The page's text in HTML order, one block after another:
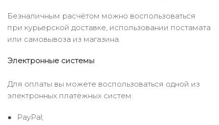
Безналичным расчётом можно воспользоваться
при курьерской доставке, использовании постамата
или самовывоза из магазина.
Электронные системы
Для оплаты вы можете воспользоваться одной из
электронных платёжных систем:
PayPal;